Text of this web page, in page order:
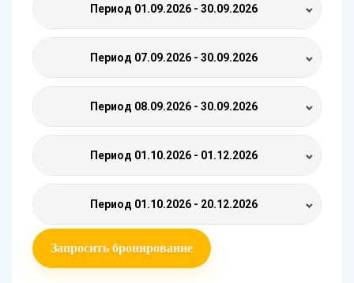
Период 01.09.2026 - 30.09.2026
Период 07.09.2026 - 30.09.2026
Период 08.09.2026 - 30.09.2026
Период 01.10.2026 - 01.12.2026
Период 01.10.2026 - 20.12.2026
Запросить бронирование